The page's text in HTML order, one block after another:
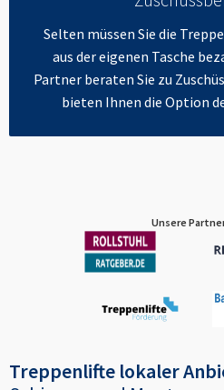
Selten müssen Sie die
aus der eigenen Tasche
Partner beraten Sie zu
bieten Ihnen die Option
Unsere
Treppenlifte lokaler